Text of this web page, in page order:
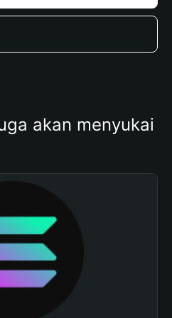
akan menyukai